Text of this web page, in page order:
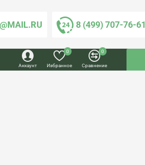
8 (499) 707-76-61
Аккаунт Избранное
0
Сравнение
0